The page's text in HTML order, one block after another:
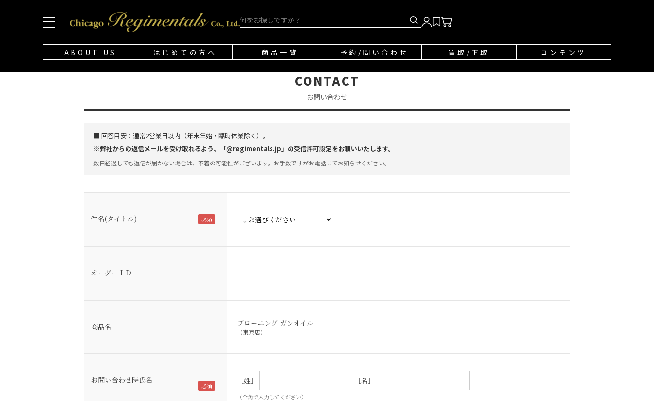
ABOUT US はじめての方へ 商品一覧 予約/問い合わせ 買取/下取 コンテンツ
CONTACT
お問い合わせ
■ 回答目安： 通常2営業日以内（年末年始・臨時休業除く）。
※弊社からの返信メールを受け取れるよう、「@regimentals.jp」の受信許可設定をお願いいたします。
数日経過しても返信が届かない場合は、不着の可能性がございます。お手数ですがお電話にてお知らせください。
件名(タイトル)
オーダーＩＤ
商品名 ブローニング ガンオイル
（東京店）
お問い合わせ時氏名 ［姓］ ［名］
（全角で入力してください）